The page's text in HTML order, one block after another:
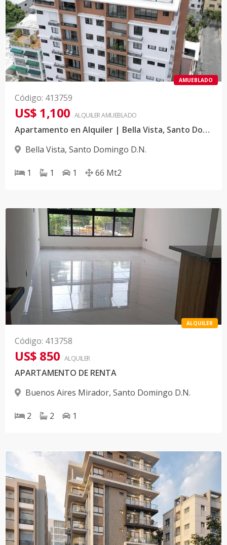
AMUEBLADO
Código: 413759
US$ 1,100 ALQUILERAMUEBLADO
Apartamento en Alquiler | Bella Vista, Santo Domingo
Bella Vista, Santo Domingo D.N.
1 1 1 66 Mt2
ALQUILER
Código: 413758
US$ 850 ALQUILER
APARTAMENTO DE RENTA
Buenos Aires Mirador, Santo Domingo D.N.
2 2 1